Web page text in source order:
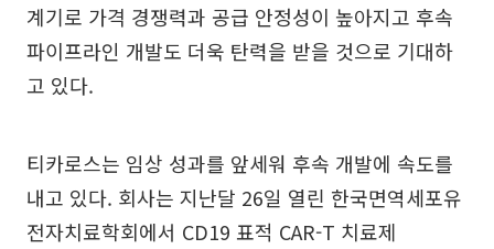
계기로 가격 경쟁력과 공급 안정성이 높아지고 후속
파이프라인 개발도 더욱 탄력을 받을 것으로 기대하
고 있다.
티카로스는 임상 성과를 앞세워 후속 개발에 속도를
내고 있다. 회사는 지난달 26일 열린 한국면역세포유
전자치료학회에서 CD19 표적 CAR-T 치료제